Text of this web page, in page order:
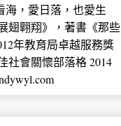
海，愛日落，也愛生
翅翺翔》，著書《那些
年教育局卓越服務獎
社會關懷部落格 2014